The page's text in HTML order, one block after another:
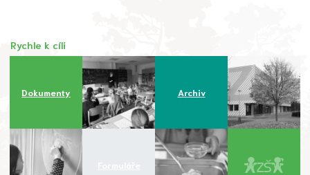
Rychle k cíli
Dokumenty Archiv